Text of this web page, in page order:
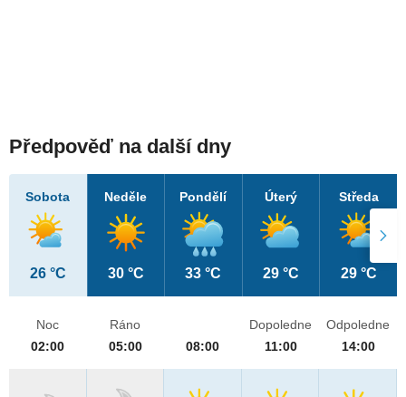
Předpověď na další dny
Sobota
26 °C
Neděle
30 °C
Pondělí
33 °C
Úterý
29 °C
Středa
29 °C
Noc
02:00
Ráno
05:00
08:00
Dopoledne
11:00
Odpoledne
14:00